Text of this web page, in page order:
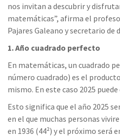
nos invitan a descubrir y
matemáticas”, afirma el
Pajares Galeano y secretario de
1. Año cuadrado perfecto
En matemáticas, un cuadrado
número cuadrado) es el
mismo. En este caso 2025
Esto significa que el año 2025
en el que muchas personas
en 1936 (44²) y el próximo será